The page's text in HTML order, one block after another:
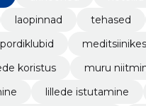
laopinnad tehased
koristus
muru
lillede istutamine